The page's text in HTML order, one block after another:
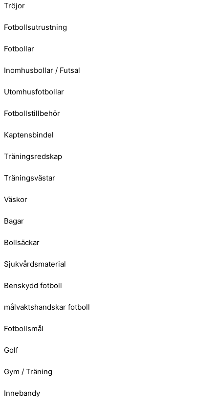
Tröjor
Fotbollsutrustning
Fotbollar
Inomhusbollar / Futsal
Utomhusfotbollar
Fotbollstillbehör
Kaptensbindel
Träningsredskap
Träningsvästar
Väskor
Bagar
Bollsäckar
Sjukvårdsmaterial
Benskydd fotboll
målvaktshandskar fotboll
Fotbollsmål
Golf
Gym / Träning
Innebandy